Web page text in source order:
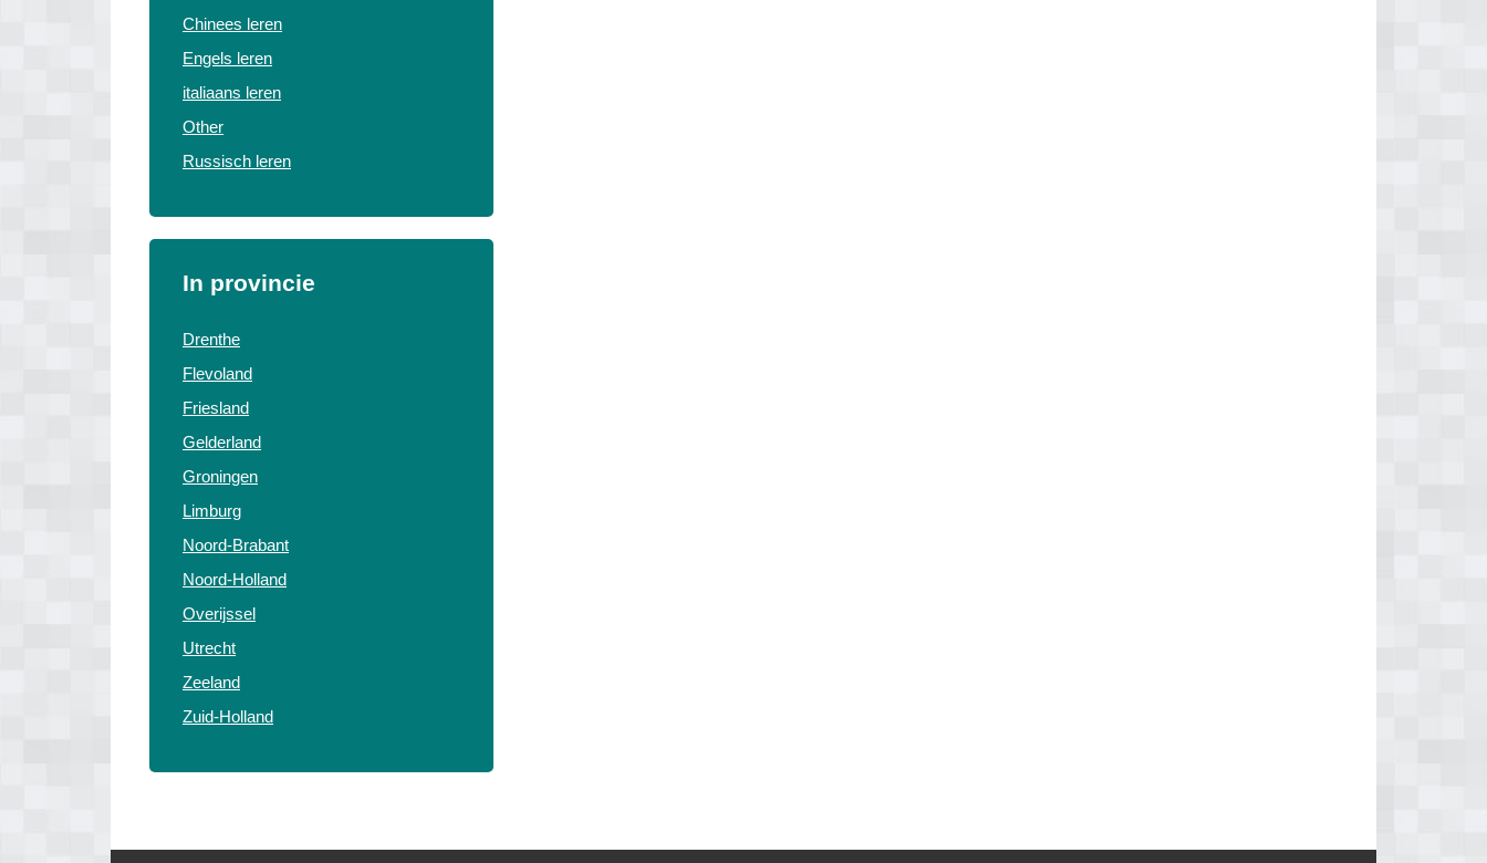
Chinees leren
Engels leren
italiaans leren
Other
Russisch leren
In provincie
Drenthe
Flevoland
Friesland
Gelderland
Groningen
Limburg
Noord-Brabant
Noord-Holland
Overijssel
Utrecht
Zeeland
Zuid-Holland